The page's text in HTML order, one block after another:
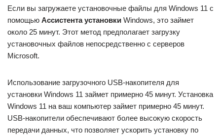
Если вы загружаете установочные файлы для Windows 11 с
помощью Ассистента установки Windows, это займет
около 25 минут. Этот метод предполагает загрузку
установочных файлов непосредственно с серверов
Microsoft.
Использование загрузочного USB-накопителя для
установки Windows 11 займет примерно 45 минут. Установка
Windows 11 на ваш компьютер займет примерно 45 минут.
USB-накопители обеспечивают более высокую скорость
передачи данных, что позволяет ускорить установку по